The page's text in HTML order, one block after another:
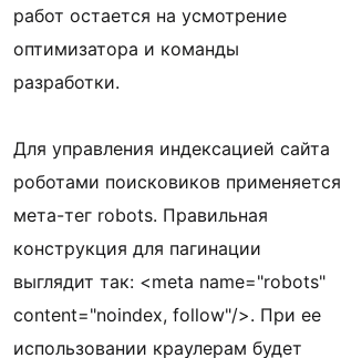
работ остается на усмотрение
оптимизатора и команды
разработки.
Для управления индексацией сайта
роботами поисковиков применяется
мета-тег robots. Правильная
конструкция для пагинации
выглядит так: <meta name="robots"
content="noindex, follow"/>. При ее
использовании краулерам будет